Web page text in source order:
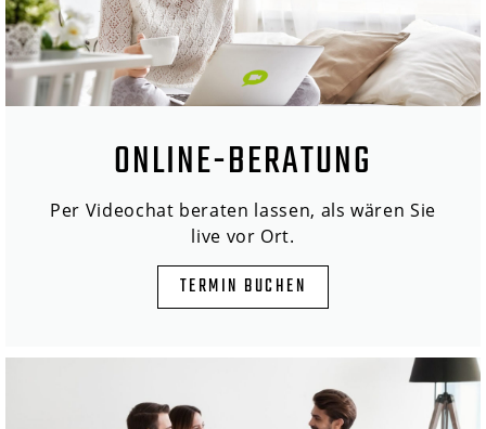
ONLINE-BERATUNG
Per Videochat beraten lassen, als wären Sie
live vor Ort.
TERMIN BUCHEN